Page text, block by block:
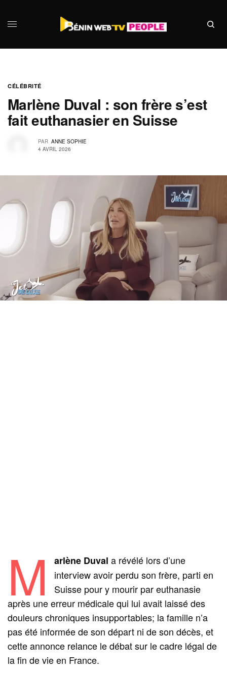
CÉLÉBRITÉ
Marlène Duval : son frère s’est
fait euthanasier en Suisse
PAR ANNE SOPHIE
4 AVRIL 2026
M arlène Duval a révélé lors d’une
interview avoir perdu son frère, parti en
Suisse pour y mourir par euthanasie
après une erreur médicale qui lui avait laissé des
douleurs chroniques insupportables; la famille n’a
pas été informée de son départ ni de son décès, et
cette annonce relance le débat sur le cadre légal de
la fin de vie en France.